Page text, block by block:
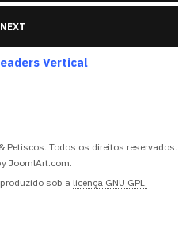
NEXT
Todos os direitos reservados.
JoomlArt.com
sob a licença GNU GPL.